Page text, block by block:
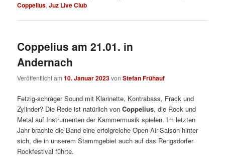
Coppelius,Juz Live Club
Coppelius am 21.01. in
Andernach
Veröffentlicht am10. Januar 2023vonStefan Frühauf
Fetzig-schräger Sound mit Klarinette, Kontrabass, Frack und
Zylinder? Die Rede ist natürlich vonCoppelius, die Rock und
Metal auf Instrumenten der Kammermusik spielen. Im letzten
Jahr brachte die Band eine erfolgreiche Open-Air-Saison hinter
sich, die in unserem Stammgebiet auch auf das Rengsdorfer
Rockfestival führte.